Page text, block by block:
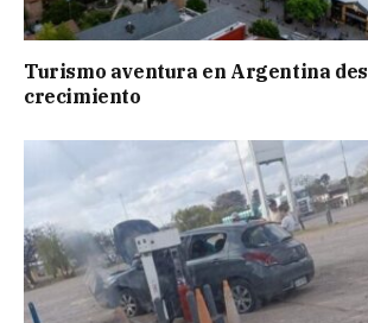
Turismo aventura en Argentina
crecimiento